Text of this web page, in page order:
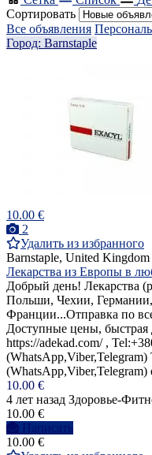
Сортировать
Все объявления
Город: Barnstaple
10.00 €
2
Удалить из избранного
Barnstaple, United Kingdom
Лекарства из Европы в
Добрый день! Лекарства
Польши, Чехии,
Франции...Отправка по
Доступные цены, быстрая
https://adekad.com/ ,
(WhatsApp,Viber,Telegram)
(WhatsApp,Viber,Telegram)
10.00 €
4 лет назад Здоровье-
10.00 €
Написать
10.00 €